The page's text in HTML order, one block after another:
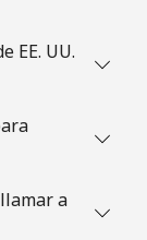
EE. UU.
a